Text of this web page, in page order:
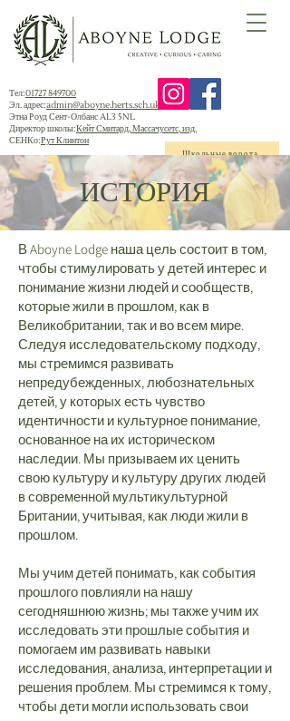
Тел:01727 849700
Эл. адрес:admin@aboyne.herts.sch.uk
Этна Роуд Сент-Олбанс AL3 5NL
Директор школы:Кейт Смитард, Массачусетс, изд.
СЕНКо:Рут Клинтон
Школьные ворота
ИСТОРИЯ
В Aboyne Lodge наша цель состоит в том,
чтобы стимулировать у детей интерес и
понимание жизни людей и сообществ,
которые жили в прошлом, как в
Великобритании, так и во всем мире.
Следуя исследовательскому подходу,
мы стремимся развивать
непредубежденных, любознательных
детей, у которых есть чувство
идентичности и культурное понимание,
основанное на их историческом
наследии. Мы призываем их ценить
свою культуру и культуру других людей
в современной мультикультурной
Британии, учитывая, как люди жили в
прошлом.
Мы учим детей понимать, как события
прошлого повлияли на нашу
сегодняшнюю жизнь; мы также учим их
исследовать эти прошлые события и
помогаем им развивать навыки
исследования, анализа, интерпретации и
решения проблем. Мы стремимся к тому,
чтобы дети могли использовать свои